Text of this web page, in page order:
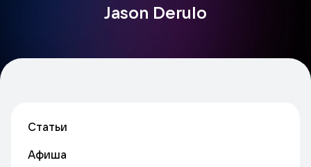
Jason Derulo
Статьи
Афиша